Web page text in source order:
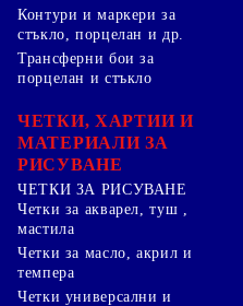
Контури и маркери за
стъкло, порцелан и др.
Трансферни бои за
порцелан и стъкло
ЧЕТКИ, ХАРТИИ И
МАТЕРИАЛИ ЗА
РИСУВАНЕ
ЧЕТКИ ЗА РИСУВАНЕ
Четки за акварел, туш ,
мастила
Четки за масло, акрил и
темпера
Четки универсални и